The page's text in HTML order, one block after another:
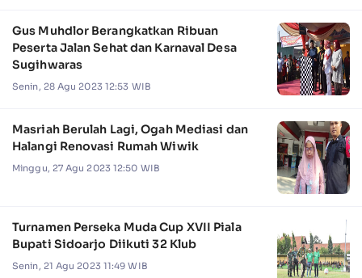
Gus Muhdlor Berangkatkan Ribuan
Peserta Jalan Sehat dan Karnaval Desa
Sugihwaras
Senin, 28 Agu 2023 12:53 WIB
Masriah Berulah Lagi, Ogah Mediasi dan
Halangi Renovasi Rumah Wiwik
Minggu, 27 Agu 2023 12:50 WIB
Turnamen Perseka Muda Cup XVII Piala
Bupati Sidoarjo Diikuti 32 Klub
Senin, 21 Agu 2023 11:49 WIB